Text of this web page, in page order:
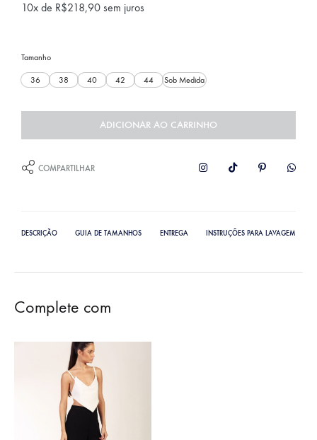
10x de R$218,90 sem juros
Tamanho
36 38 40 42 44 Sob Medida
ADICIONAR AO CARRINHO
COMPARTILHAR
DESCRIÇÃO GUIA DE TAMANHOS ENTREGA INSTRUÇÕES PARA LAVAGEM
Complete com